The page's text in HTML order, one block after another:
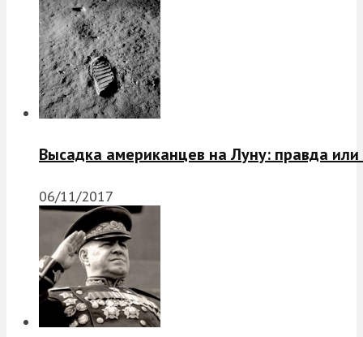
Высадка американцев на Луну: правда
06/11/2017